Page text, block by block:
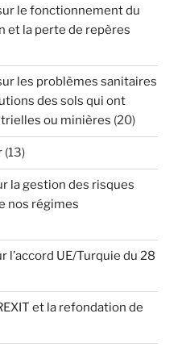
le fonctionnement du
et la perte de repères
les problèmes sanitaires
des sols qui ont
ou minières (20)
(13)
la gestion des risques
nos régimes
l’accord UE/Turquie du 28
et la refondation de